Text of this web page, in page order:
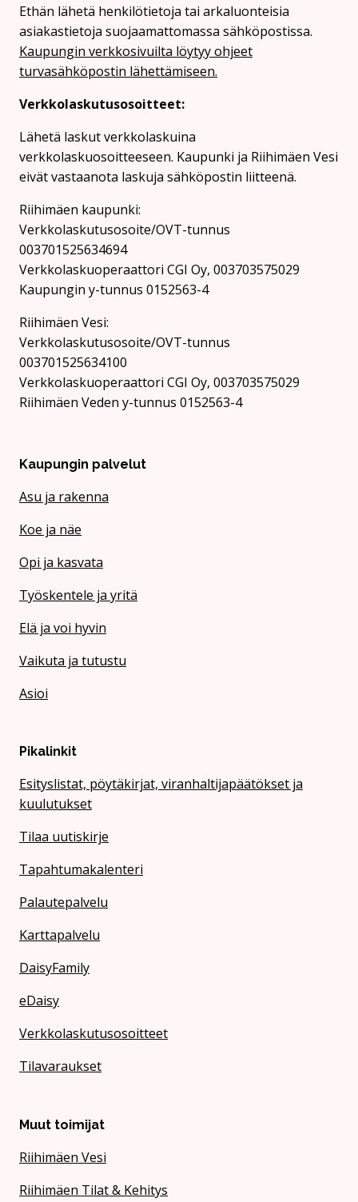
Ethän lähetä henkilötietoja tai arkaluonteisia
asiakastietoja suojaamattomassa sähköpostissa.
Kaupungin verkkosivuilta löytyy ohjeet
turvasähköpostin lähettämiseen.
Verkkolaskutusosoitteet:
Lähetä laskut verkkolaskuina
verkkolaskuosoitteeseen. Kaupunki ja Riihimäen Vesi
eivät vastaanota laskuja sähköpostin liitteenä.
Riihimäen kaupunki:
Verkkolaskutusosoite/OVT-tunnus
003701525634694
Verkkolaskuoperaattori CGI Oy, 003703575029
Kaupungin y-tunnus 0152563-4
Rii­hi­mäen Vesi:
Verkkolaskutusosoite/OVT-tunnus
003701525634100
Verkkolaskuoperaattori CGI Oy, 003703575029
Riihimäen Veden y-tunnus 0152563-4
Kaupungin palvelut
Asu ja rakenna
Koe ja näe
Opi ja kasvata
Työskentele ja yritä
Elä ja voi hyvin
Vaikuta ja tutustu
Asioi
Pikalinkit
Esityslistat, pöytäkirjat, viranhaltijapäätökset ja
kuulutukset
Tilaa uutiskirje
Tapahtumakalenteri
Palautepalvelu
Karttapalvelu
DaisyFamily
eDaisy
Verkkolaskutusosoitteet
Tilavaraukset
Muut toimijat
Riihimäen Vesi
Riihimäen Tilat & Kehitys